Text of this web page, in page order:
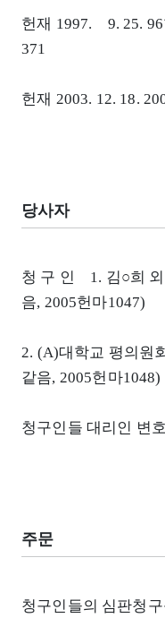
헌재 1997. 9. 25. 96
371
헌재 2003. 12. 18.
당사자
청 구 인 1. 김○희 외
음, 2005헌마1047)
2. (A)대학교 평의원
같음, 2005헌마1048)
청구인들 대리인 변
주문
청구인들의 심판청